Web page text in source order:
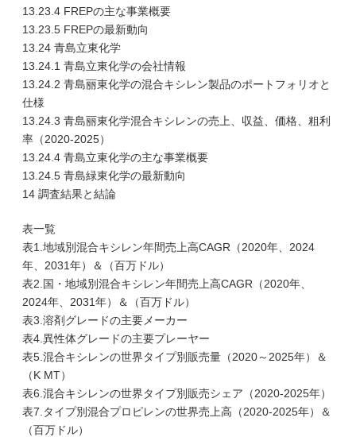
13.23.4 FREPの主な事業概要
13.23.5 FREPの最新動向
13.24 青島立東化学
13.24.1 青島立東化学の会社情報
13.24.2 青島丽東化学の混合キシレン製品のポートフォリオと
仕様
13.24.3 青島丽東化学混合キシレンの売上、収益、価格、粗利
率（2020-2025）
13.24.4 青島立東化学の主な事業概要
13.24.5 青島緑東化学の最新動向
14 調査結果と結論
表一覧
表1.地域別混合キシレン年間売上高CAGR（2020年、2024
年、2031年）＆（百万ドル）
表2.国・地域別混合キシレン年間売上高CAGR（2020年、
2024年、2031年）＆（百万ドル）
表3.溶剤グレードの主要メーカー
表4.異性体グレードの主要プレーヤー
表5.混合キシレンの世界タイプ別販売量（2020～2025年）＆
（K MT）
表6.混合キシレンの世界タイプ別販売シェア（2020-2025年）
表7.タイプ別混合プロピレンの世界売上高（2020-2025年）＆
（百万ドル）